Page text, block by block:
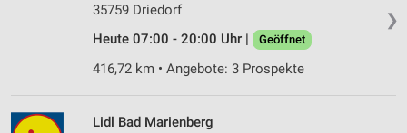
❯
35759 Driedorf
Heute 07:00 - 20:00 Uhr |
Geöffnet
416,72 km • Angebote: 3 Prospekte
Lidl Bad Marienberg